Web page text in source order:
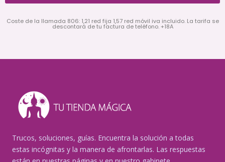
Coste de la llamada 806: 1,21 red fija 1,57 red móvil iva incluido. La tarifa se
descontará de tu factura de teléfono. +18A
Trucos, soluciones, guías. Encuentra la solución a todas
estas incógnitas y la manera de afrontarlas. Las respuestas